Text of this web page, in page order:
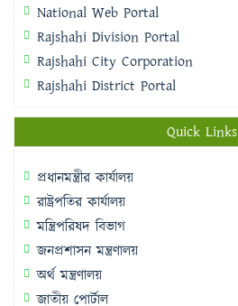
National Web Portal
Rajshahi Division Portal
Rajshahi City Corporation
Rajshahi District Portal
Quick Links
প্রধানমন্ত্রীর কার্যালয়
রাষ্ট্রপতির কার্যালয়
মন্ত্রিপরিষদ বিভাগ
জনপ্রশাসন মন্ত্রণালয়
অর্থ মন্ত্রণালয়
জাতীয় পোর্টাল